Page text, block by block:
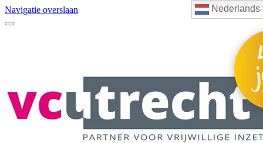
Nederlands
Navigatie overslaan